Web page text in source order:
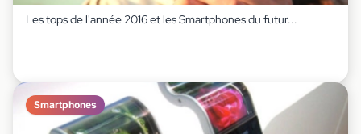
Les tops de l'année 2016 et les Smartphones du futur...
Smartphones